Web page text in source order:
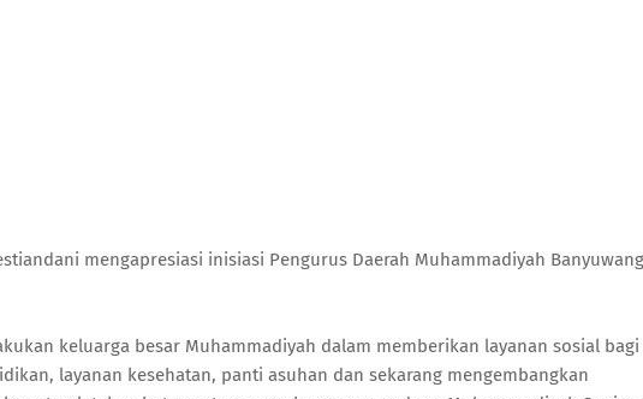
mengapresiasi inisiasi Pengurus Daerah Muhammadiyah
keluarga besar Muhammadiyah dalam memberikan layanan sosial bagi
layanan kesehatan, panti asuhan dan sekarang mengembangkan